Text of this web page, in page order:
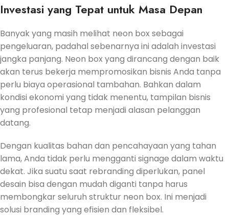
Investasi yang Tepat untuk Masa Depan
Banyak yang masih melihat neon box sebagai
pengeluaran, padahal sebenarnya ini adalah investasi
jangka panjang. Neon box yang dirancang dengan baik
akan terus bekerja mempromosikan bisnis Anda tanpa
perlu biaya operasional tambahan. Bahkan dalam
kondisi ekonomi yang tidak menentu, tampilan bisnis
yang profesional tetap menjadi alasan pelanggan
datang.
Dengan kualitas bahan dan pencahayaan yang tahan
lama, Anda tidak perlu mengganti signage dalam waktu
dekat. Jika suatu saat rebranding diperlukan, panel
desain bisa dengan mudah diganti tanpa harus
membongkar seluruh struktur neon box. Ini menjadi
solusi branding yang efisien dan fleksibel.